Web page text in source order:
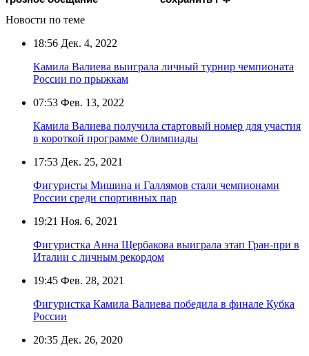
Новости по теме
18:56 Дек. 4, 2022
Камила Валиева выиграла личный турнир чемпионата
России по прыжкам
07:53 Фев. 13, 2022
Камила Валиева получила стартовый номер для участия
в короткой программе Олимпиады
17:53 Дек. 25, 2021
Фигуристы Мишина и Галлямов стали чемпионами
России среди спортивных пар
19:21 Ноя. 6, 2021
Фигуристка Анна Щербакова выиграла этап Гран-при в
Италии с личным рекордом
19:45 Фев. 28, 2021
Фигуристка Камила Валиева победила в финале Кубка
России
20:35 Дек. 26, 2020